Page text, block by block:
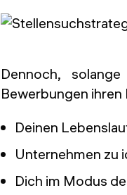
Dennoch, solange
Bewerbungen ihren
Deinen
Unternehmen zu
Dich im Modus